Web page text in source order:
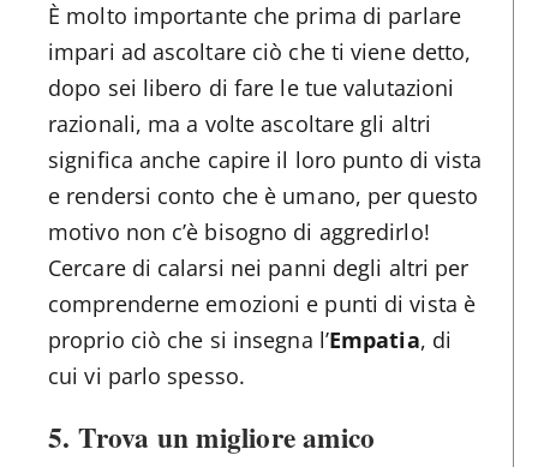
È molto importante che prima di parlare
impari ad ascoltare ciò che ti viene detto,
dopo sei libero di fare le tue valutazioni
razionali, ma a volte ascoltare gli altri
significa anche capire il loro punto di vista
e rendersi conto che è umano, per questo
motivo non c’è bisogno di aggredirlo!
Cercare di calarsi nei panni degli altri per
comprenderne emozioni e punti di vista è
proprio ciò che si insegna l’Empatia, di
cui vi parlo spesso.
5. Trova un migliore amico